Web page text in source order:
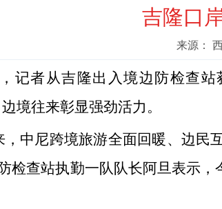
吉隆口
来源：
记者从吉隆出入境边防检查
境往来彰显强劲活力。
，中尼跨境旅游全面回暖、边民
检查站执勤一队队长阿旦表示